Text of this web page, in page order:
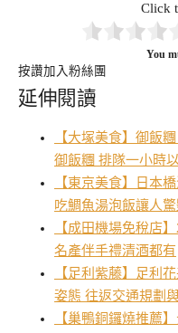
Click
You
按讚加入粉絲團
延伸閱讀
【大塚美食】御飯
御飯糰 排隊一小時
【東京美食】日本
吃鯛魚湯泡飯讓人
【成田機場免稅店
名產伴手禮清酒都有
【足利紫藤】足利
姿態 往返交通規劃
【巢鴨銅鑼燒推薦